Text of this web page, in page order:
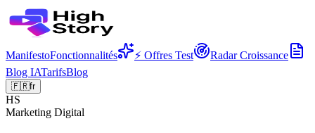
ManifestoFonctionnalités ⚡ Offres Test
Radar Croissance
Blog IATarifsBlog
🇫🇷fr
HS
Marketing Digital